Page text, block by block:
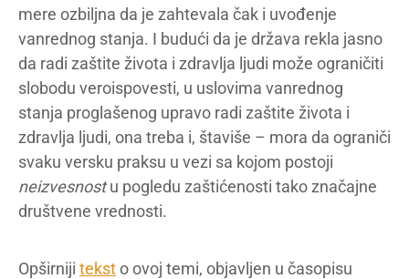
mere ozbiljna da je zahtevala čak i uvođenje
vanrednog stanja. I budući da je država rekla jasno
da radi zaštite života i zdravlja ljudi može ograničiti
slobodu veroispovesti, u uslovima vanrednog
stanja proglašenog upravo radi zaštite života i
zdravlja ljudi, ona treba i, štaviše – mora da ograniči
svaku versku praksu u vezi sa kojom postoji
neizvesnostu pogledu zaštićenosti tako značajne
društvene vrednosti.
Opširniji teksto ovoj temi, objavljen u časopisu